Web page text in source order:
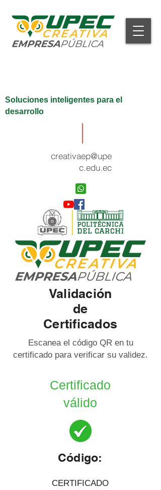
Soluciones inteligentes para el
desarrollo
creativaep@upe
c.edu.ec
Validación
de
Certificados
Escanea el código QR en tu
certificado para verificar su validez.
Certificado
válido
Código:
CERTIFICADO